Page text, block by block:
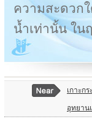
ความสะดวก
น้ำเท่านั้น ใน
เกาะก
อุทยาน